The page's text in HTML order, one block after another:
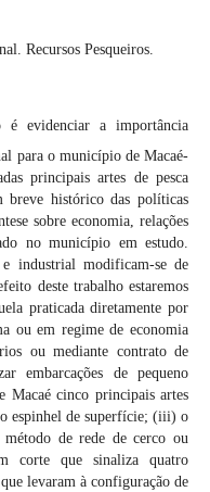
Recursos Pesqueiros.
é evidenciar a importância
para o município de Macaé-
principais artes de pesca
breve histórico das políticas
sobre economia, relações
no município em estudo.
industrial modificam-se de
deste trabalho estaremos
praticada diretamente por
ou em regime de economia
ou mediante contrato de
embarcações de pequeno
Macaé cinco principais artes
espinhel de superfície; (iii) o
de rede de cerco ou
corte que sinaliza quatro
levaram à configuração de